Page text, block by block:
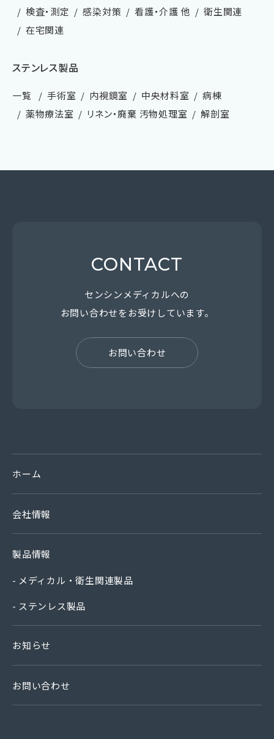
検査・測定
感染対策 看護・介護 他
衛生関連
在宅関連
ステンレス製品
一覧 手術室 内視鏡室 中央材料室
病棟
薬物療法室
リネン・廃棄 汚物処理室 解剖室
CONTACT
センシンメディカルへの
お問い合わせを お受けしています。
お問い合わせ
ホーム
会社情報
製品情報
メディカル・衛生関連製品
ステンレス製品
お知らせ
お問い合わせ